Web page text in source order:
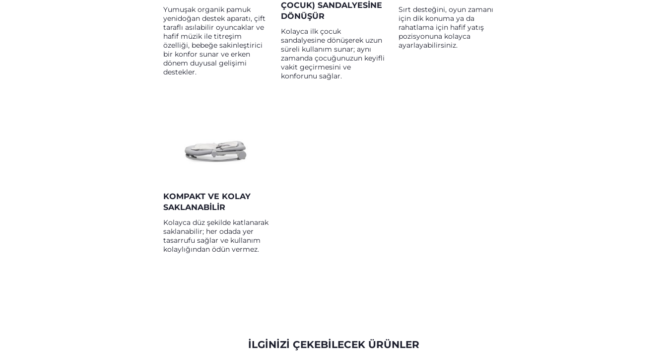
Yumuşak organik pamuk
yenidoğan destek aparatı, çift
taraflı asılabilir oyuncaklar ve
hafif müzik ile titreşim
özelliği, bebeğe sakinleştirici
bir konfor sunar ve erken
dönem duyusal gelişimi
destekler.
ÇOCUK) SANDALYESINE
DÖNÜŞÜR
Kolayca ilk çocuk
sandalyesine dönüşerek uzun
süreli kullanım sunar; aynı
zamanda çocuğunuzun keyifli
vakit geçirmesini ve
konforunu sağlar.
Sırt desteğini, oyun zamanı
için dik konuma ya da
rahatlama için hafif yatış
pozisyonuna kolayca
ayarlayabilirsiniz.
KOMPAKT VE KOLAY
SAKLANABILIR
Kolayca düz şekilde katlanarak
saklanabilir; her odada yer
tasarrufu sağlar ve kullanım
kolaylığından ödün vermez.
İLGINIZI ÇEKEBILECEK ÜRÜNLER